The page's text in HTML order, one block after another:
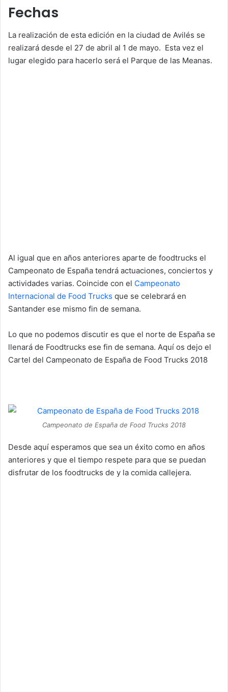
Fechas
La realización de esta edición en la ciudad de Avilés se
realizará desde el 27 de abril al 1 de mayo. Esta vez el
lugar elegido para hacerlo será el Parque de las Meanas.
Al igual que en años anteriores aparte de foodtrucks el
Campeonato de España tendrá actuaciones, conciertos y
actividades varias. Coincide con el Campeonato
Internacional de Food Trucks que se celebrará en
Santander ese mismo fin de semana.
Lo que no podemos discutir es que el norte de España se
llenará de Foodtrucks ese fin de semana. Aquí os dejo el
Cartel del Campeonato de España de Food Trucks 2018
Campeonato de España de Food Trucks 2018
Desde aquí esperamos que sea un éxito como en años
anteriores y que el tiempo respete para que se puedan
disfrutar de los foodtrucks de y la comida callejera.